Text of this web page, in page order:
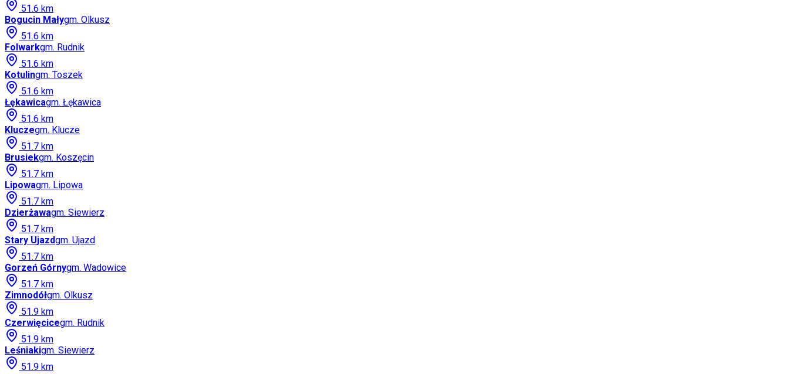
51.6 km
Bogucin Małygm. Olkusz
51.6 km
Folwarkgm. Rudnik
51.6 km
Kotulingm. Toszek
51.6 km
Łękawicagm. Łękawica
51.6 km
Kluczegm. Klucze
51.7 km
Brusiekgm. Koszęcin
51.7 km
Lipowagm. Lipowa
51.7 km
Dzierżawagm. Siewierz
51.7 km
Stary Ujazdgm. Ujazd
51.7 km
Gorzeń Górnygm. Wadowice
51.7 km
Zimnodółgm. Olkusz
51.9 km
Czerwięcicegm. Rudnik
51.9 km
Leśniakigm. Siewierz
51.9 km